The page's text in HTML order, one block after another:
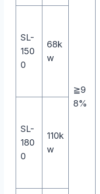
≧9
8%
SL-
150
0
68k
w
SL-
180
0
110k
w